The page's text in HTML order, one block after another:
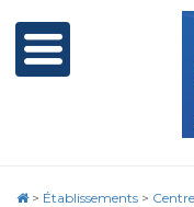
> Établissements >